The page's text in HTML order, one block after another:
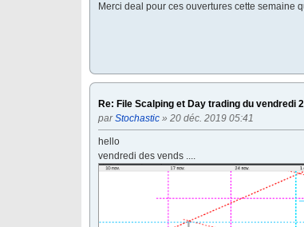
Merci deal pour ces ouvertures cette semaine
Re: File Scalping et Day trading du vendredi
parStochastic » 20 déc. 2019 05:41
hello
vendredi des vends ....